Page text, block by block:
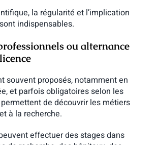
la régularité et l’implication
indispensables.
ou alternance
souvent proposés, notamment en
et parfois obligatoires selon les
de découvrir les métiers
à la recherche.
effectuer des stages dans